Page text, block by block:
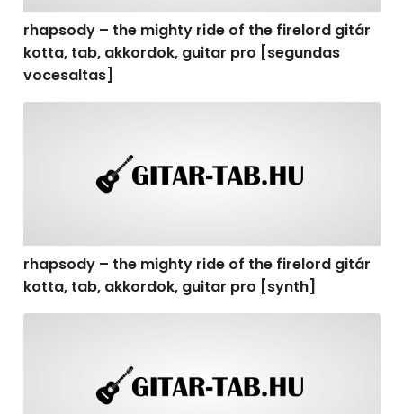
rhapsody – the mighty ride of the firelord gitár
kotta, tab, akkordok, guitar pro [segundas
vocesaltas]
rhapsody – the mighty ride of the firelord gitár
kotta, tab, akkordok, guitar pro [synth]